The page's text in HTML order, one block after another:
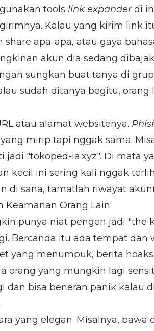
tools link expanderdi
Kalau yang kirim link
share apa-apa, atau gaya
akun dia sedang
sungkan buat tanya di
sudah ditanya begitu,
atau alamat websitenya.
mirip tapi nggak sama.
jadi "tokoped-ia.xyz". Di mata
kecil ini sering kali nggak
di sana, tamatlah riwayat
Keamanan Orang Lain
punya niat pengen jadi "the
Bercanda itu ada tempat dan
yang menumpuk, berita
orang yang mungkin lagi
dan bisa beneran panik kalau
yang elegan. Misalnya, bawa